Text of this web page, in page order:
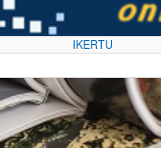
IKERTU